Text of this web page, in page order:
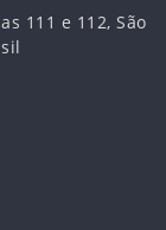
111 e 112, São